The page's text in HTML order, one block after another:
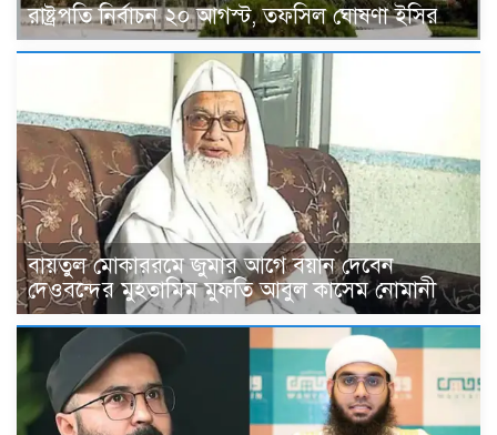
রাষ্ট্রপতি নির্বাচন ২০ আগস্ট, তফসিল ঘোষণা ইসির
বায়তুল মোকাররমে জুমার আগে বয়ান দেবেন
দেওবন্দের মুহতামিম মুফতি আবুল কাসেম নোমানী